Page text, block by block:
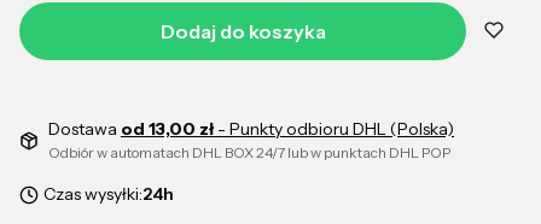
Dodaj do koszyka
Dostawa od 13,00 zł- Punkty odbioru DHL (Polska)
Odbiór w automatach DHL BOX 24/7 lub w punktach DHL POP
Czas wysyłki:24h